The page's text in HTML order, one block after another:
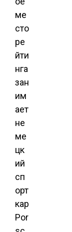
ме
сто
ре
йти
нга
зан
им
ает
не
ме
цк
ий
сп
орт
кар
Por